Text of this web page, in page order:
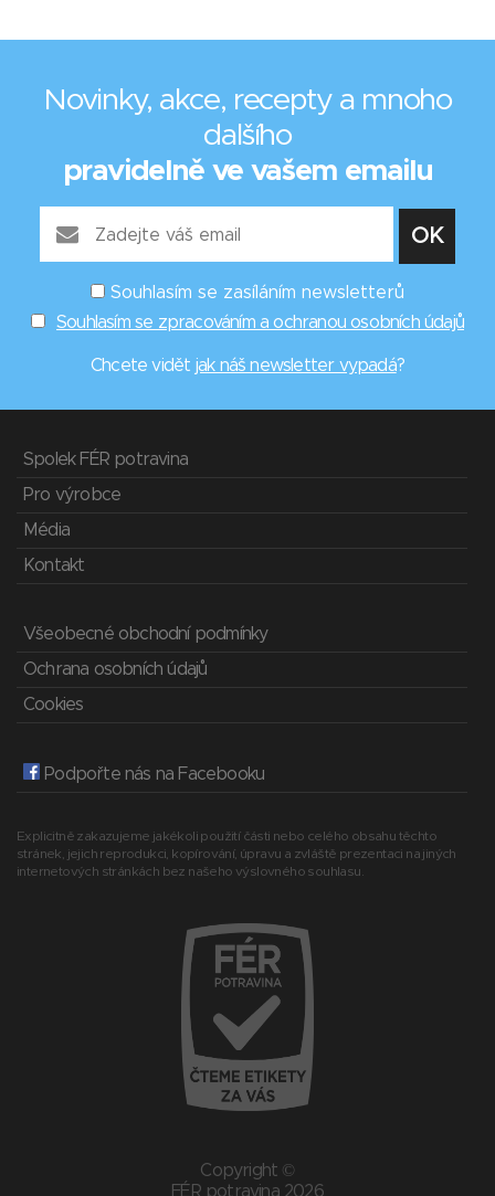
Novinky, akce, recepty a mnoho
dalšího
pravidelně ve vašem emailu
Souhlasím se zasíláním newsletterů
Souhlasím se zpracováním a ochranou osobních údajů
Chcete vidět jak náš newsletter vypadá?
Spolek FÉR potravina
Pro výrobce
Média
Kontakt
Všeobecné obchodní podmínky
Ochrana osobních údajů
Cookies
Podpořte nás na Facebooku
Explicitně zakazujeme jakékoli použití části nebo celého obsahu těchto
stránek, jejich reprodukci, kopírování, úpravu a zvláště prezentaci na jiných
internetových stránkách bez našeho výslovného souhlasu.
Copyright ©
FÉR potravina 2026